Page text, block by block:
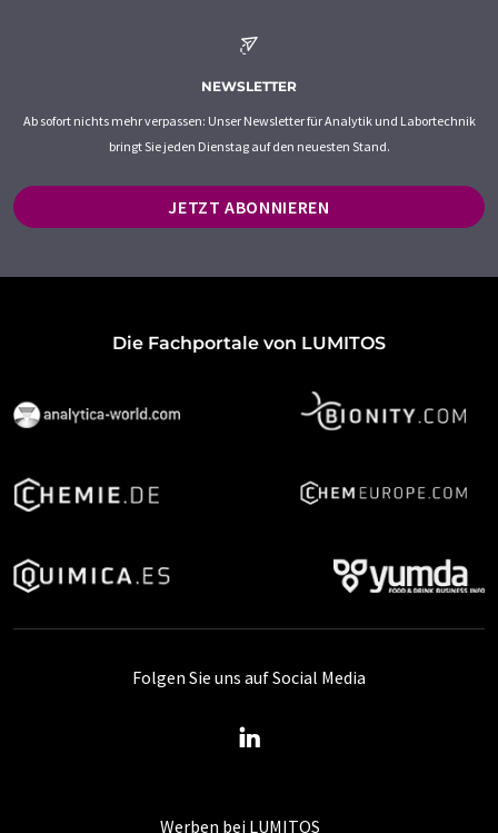
NEWSLETTER
Ab sofort nichts mehr verpassen: Unser Newsletter für Analytik und Labortechnik
bringt Sie jeden Dienstag auf den neuesten Stand.
JETZT ABONNIEREN
Die Fachportale von LUMITOS
Werben bei LUMITOS
Folgen Sie uns auf Social Media